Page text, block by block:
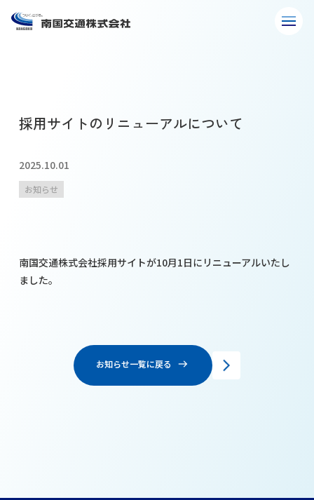
採用サイトのリニューアルについて
2025.10.01
お知らせ
南国交通株式会社採用サイトが10月1日にリニューアルいたし
ました。
お知らせ一覧に戻る